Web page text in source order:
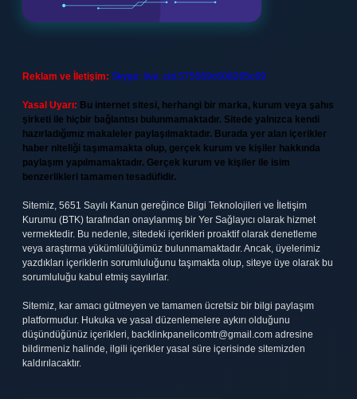
Reklam ve İletişim: Skype: live:.cid.575569c608265c69
Yasal Uyarı: Bu internet sitesi, herhangi bir marka, kurum veya şahıs
şirketi ile hiçbir bağlantısı bulunmamaktadır. Sitede yalnızca kendi
hazırladığımız makaleler paylaşılmaktadır. Burada yer alan içerikler
haber niteliği taşımamakta olup, gerçek kurum ve kişiler hakkında
paylaşım yapılmamaktadır. Gerçek kurum ve kişiler ile isim
benzerlikleri tamamen tesadüfidir.
Sitemiz, 5651 Sayılı Kanun gereğince Bilgi Teknolojileri ve İletişim
Kurumu (BTK) tarafından onaylanmış bir Yer Sağlayıcı olarak hizmet
vermektedir. Bu nedenle, sitedeki içerikleri proaktif olarak denetleme
veya araştırma yükümlülüğümüz bulunmamaktadır. Ancak, üyelerimiz
yazdıkları içeriklerin sorumluluğunu taşımakta olup, siteye üye olarak bu
sorumluluğu kabul etmiş sayılırlar.
Sitemiz, kar amacı gütmeyen ve tamamen ücretsiz bir bilgi paylaşım
platformudur. Hukuka ve yasal düzenlemelere aykırı olduğunu
düşündüğünüz içerikleri, backlinkpanelicomtr@gmail.com adresine
bildirmeniz halinde, ilgili içerikler yasal süre içerisinde sitemizden
kaldırılacaktır.